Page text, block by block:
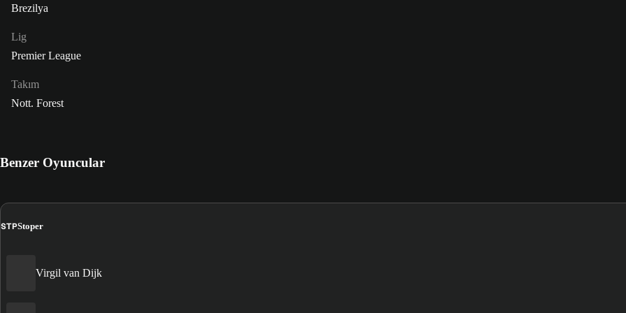
Brezilya
Lig
Premier League
Takım
Nott. Forest
Benzer Oyuncular
STPStoper
Virgil van Dijk